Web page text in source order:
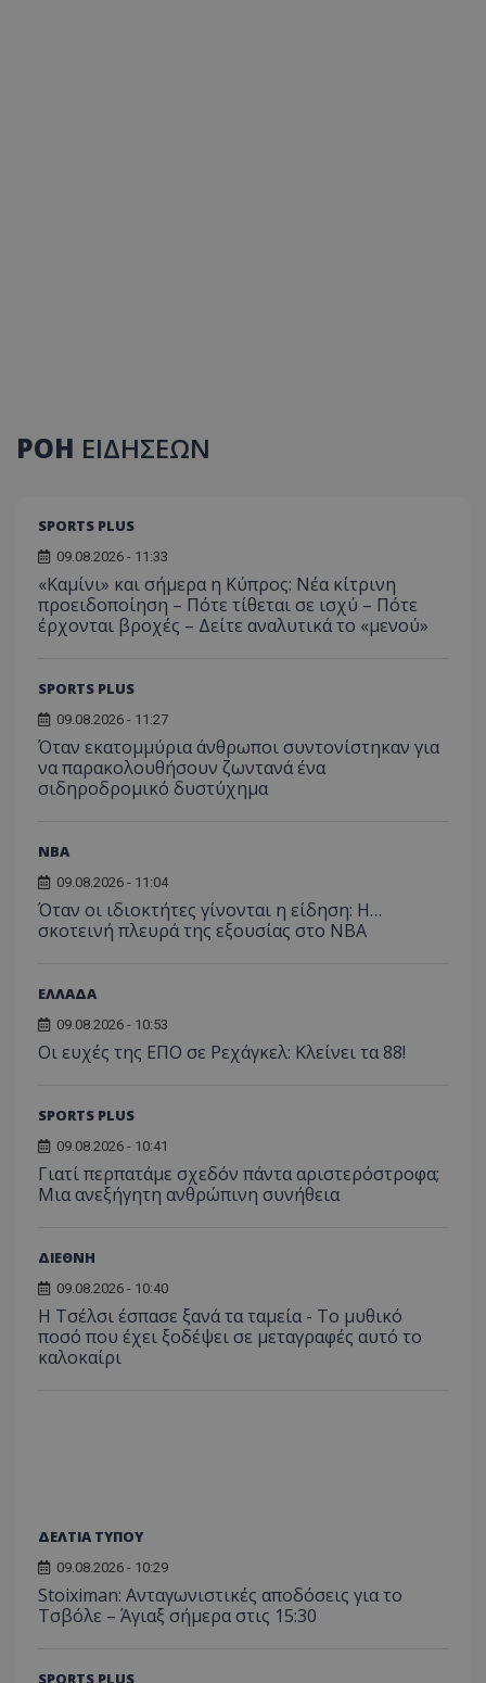
ΡΟΗ ΕΙΔΗΣΕΩΝ
SPORTS PLUS
09.08.2026 - 11:33
«Καμίνι» και σήμερα η Κύπρος: Νέα κίτρινη
προειδοποίηση – Πότε τίθεται σε ισχύ – Πότε
έρχονται βροχές – Δείτε αναλυτικά το «μενού»
SPORTS PLUS
09.08.2026 - 11:27
Όταν εκατομμύρια άνθρωποι συντονίστηκαν για
να παρακολουθήσουν ζωντανά ένα
σιδηροδρομικό δυστύχημα
NBA
09.08.2026 - 11:04
Όταν οι ιδιοκτήτες γίνονται η είδηση: Η…
σκοτεινή πλευρά της εξουσίας στο NBA
ΕΛΛΑΔΑ
09.08.2026 - 10:53
Οι ευχές της ΕΠΟ σε Ρεχάγκελ: Κλείνει τα 88!
SPORTS PLUS
09.08.2026 - 10:41
Γιατί περπατάμε σχεδόν πάντα αριστερόστροφα;
Μια ανεξήγητη ανθρώπινη συνήθεια
ΔΙΕΘΝΗ
09.08.2026 - 10:40
Η Τσέλσι έσπασε ξανά τα ταμεία - Το μυθικό
ποσό που έχει ξοδέψει σε μεταγραφές αυτό το
καλοκαίρι
ΔΕΛΤΙΑ ΤΥΠΟΥ
09.08.2026 - 10:29
Stoiximan: Ανταγωνιστικές αποδόσεις για το
Τσβόλε – Άγιαξ σήμερα στις 15:30
SPORTS PLUS